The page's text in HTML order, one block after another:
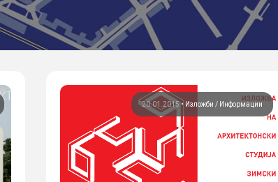
20.01.2015• Изложби Информации